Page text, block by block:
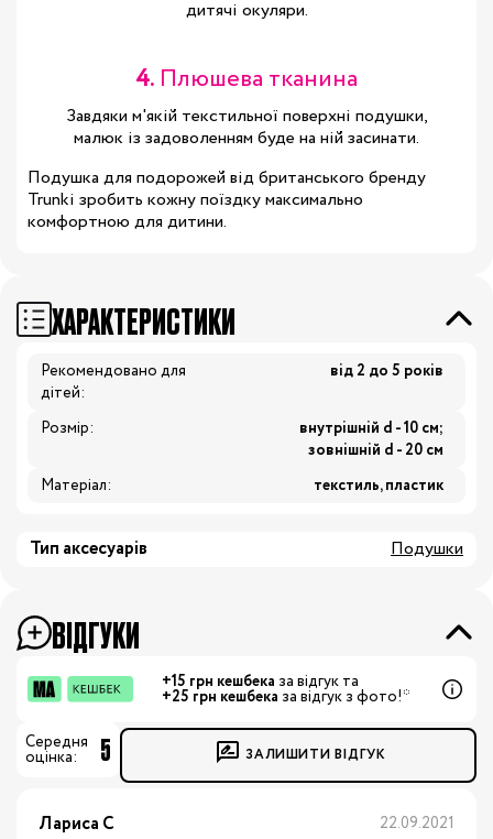
дитячі окуляри.
4. Плюшева тканина
Завдяки м'якій текстильної поверхні подушки,
малюк із задоволенням буде на ній засинати.
Подушка для подорожей від британського бренду
Trunki зробить кожну поїздку максимально
комфортною для дитини.
ХАРАКТЕРИСТИКИ
Рекомендовано для
дітей:
від 2 до 5 років
Розмір:
внутрішній d - 10 см;
зовнішній d - 20 см
Матеріал:
текстиль, пластик
Тип аксесуарів Подушки
ВІДГУКИ
+15 грн кешбека за відгук та
+25 грн кешбека за відгук з фото!*
Середня
оцінка: 5 ЗАЛИШИТИ ВІДГУК
Лариса C 22.09.2021